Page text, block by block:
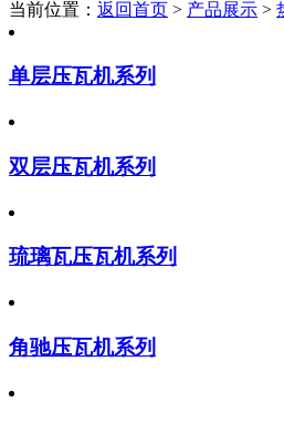
当前位置： 返回首页 > 产品展示 >
单层压瓦机系列
双层压瓦机系列
琉璃瓦压瓦机系列
角驰压瓦机系列